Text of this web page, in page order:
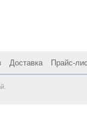
Доставка Прайс-